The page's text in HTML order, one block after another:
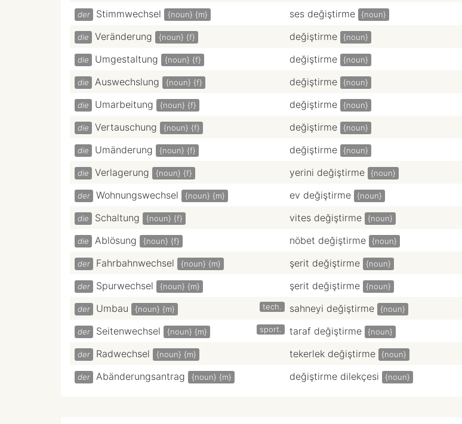
der Stimmwechsel {noun} {m} ses değiştirme {noun}
die Veränderung {noun} {f} değiştirme {noun}
die Umgestaltung {noun} {f} değiştirme {noun}
die Auswechslung {noun} {f} değiştirme {noun}
die Umarbeitung {noun} {f} değiştirme {noun}
die Vertauschung {noun} {f} değiştirme {noun}
die Umänderung {noun} {f} değiştirme {noun}
die Verlagerung {noun} {f} yerini değiştirme {noun}
der Wohnungswechsel {noun} {m} ev değiştirme {noun}
die Schaltung {noun} {f} vites değiştirme {noun}
die Ablösung {noun} {f} nöbet değiştirme {noun}
der Fahrbahnwechsel {noun} {m} şerit değiştirme {noun}
der Spurwechsel {noun} {m} şerit değiştirme {noun}
der Umbau {noun} {m} tech. sahneyi değiştirme {noun}
der Seitenwechsel {noun} {m} sport. taraf değiştirme {noun}
der Radwechsel {noun} {m} tekerlek değiştirme {noun}
der Abänderungsantrag {noun} {m} değiştirme dilekçesi {noun}